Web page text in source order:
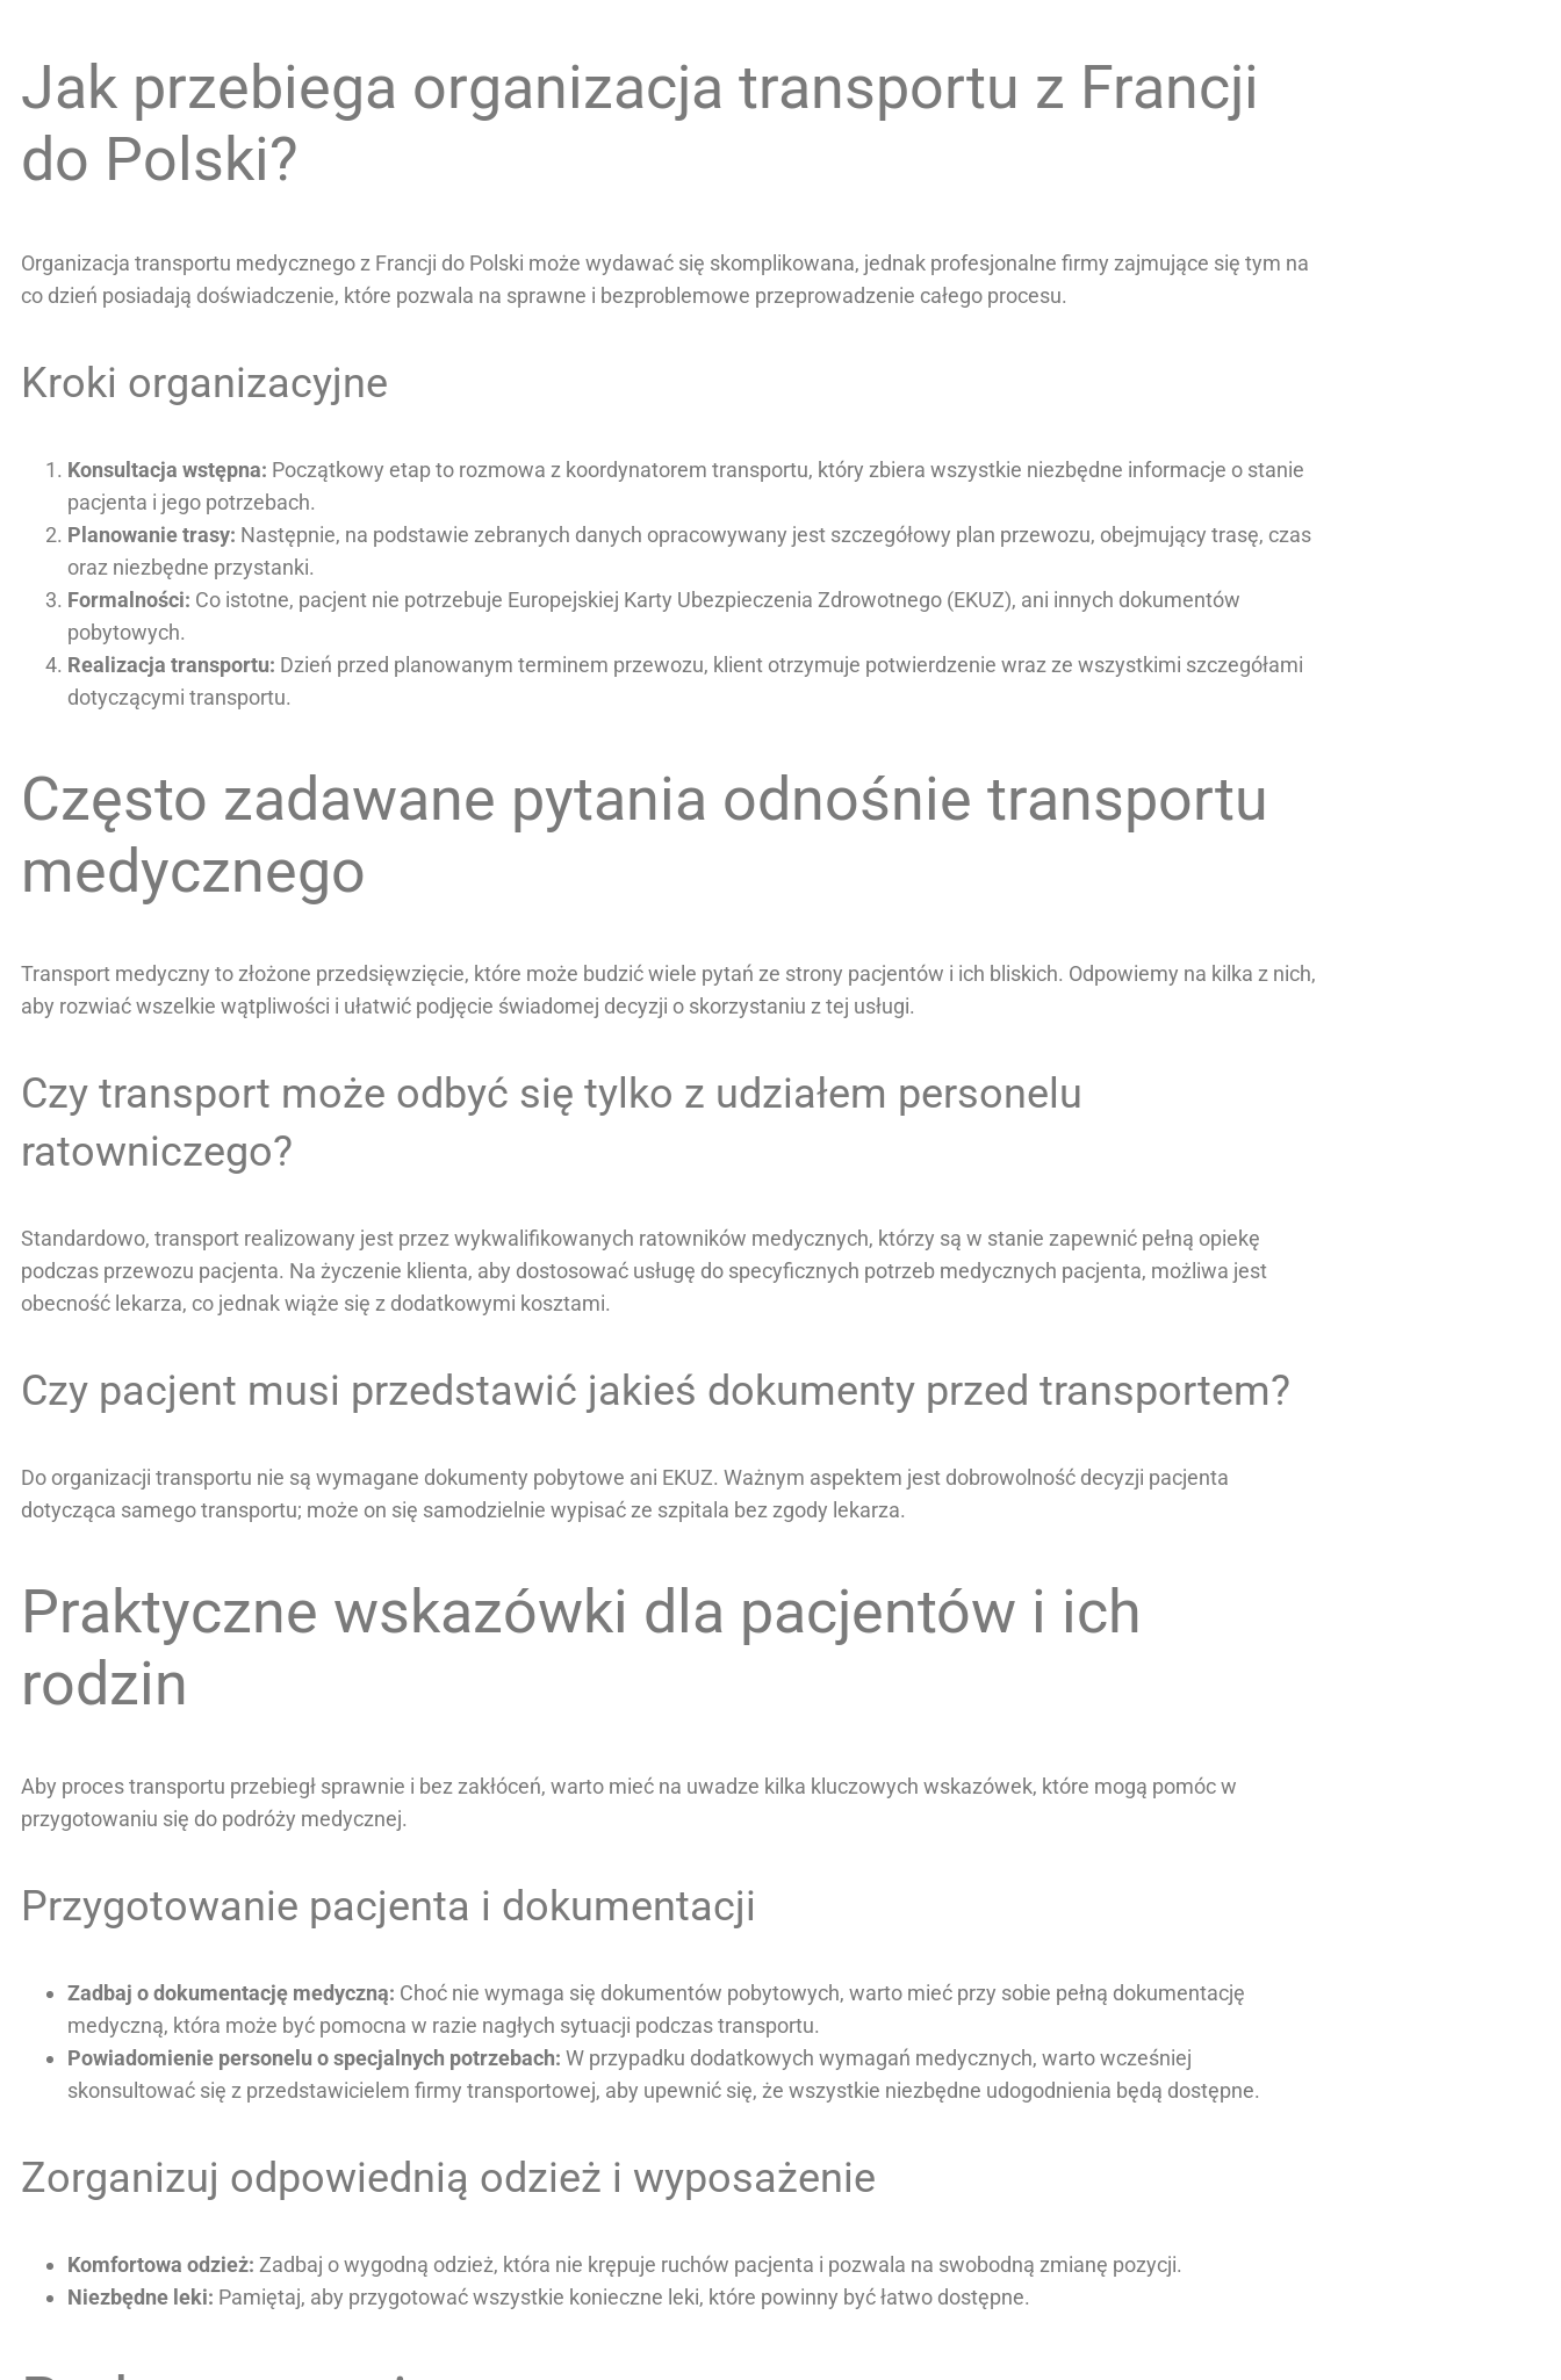
Jak przebiega organizacja transportu z Francji
do Polski?
Organizacja transportu medycznego z Francji do Polski może wydawać się skomplikowana, jednak profesjonalne firmy zajmujące się tym na
co dzień posiadają doświadczenie, które pozwala na sprawne i bezproblemowe przeprowadzenie całego procesu.
Kroki organizacyjne
Konsultacja wstępna: Początkowy etap to rozmowa z koordynatorem transportu, który zbiera wszystkie niezbędne informacje o stanie
pacjenta i jego potrzebach.
Planowanie trasy: Następnie, na podstawie zebranych danych opracowywany jest szczegółowy plan przewozu, obejmujący trasę, czas
oraz niezbędne przystanki.
Formalności: Co istotne, pacjent nie potrzebuje Europejskiej Karty Ubezpieczenia Zdrowotnego (EKUZ), ani innych dokumentów
pobytowych.
Realizacja transportu: Dzień przed planowanym terminem przewozu, klient otrzymuje potwierdzenie wraz ze wszystkimi szczegółami
dotyczącymi transportu.
Często zadawane pytania odnośnie transportu
medycznego
Transport medyczny to złożone przedsięwzięcie, które może budzić wiele pytań ze strony pacjentów i ich bliskich. Odpowiemy na kilka z nich,
aby rozwiać wszelkie wątpliwości i ułatwić podjęcie świadomej decyzji o skorzystaniu z tej usługi.
Czy transport może odbyć się tylko z udziałem personelu
ratowniczego?
Standardowo, transport realizowany jest przez wykwalifikowanych ratowników medycznych, którzy są w stanie zapewnić pełną opiekę
podczas przewozu pacjenta. Na życzenie klienta, aby dostosować usługę do specyficznych potrzeb medycznych pacjenta, możliwa jest
obecność lekarza, co jednak wiąże się z dodatkowymi kosztami.
Czy pacjent musi przedstawić jakieś dokumenty przed transportem?
Do organizacji transportu nie są wymagane dokumenty pobytowe ani EKUZ. Ważnym aspektem jest dobrowolność decyzji pacjenta
dotycząca samego transportu; może on się samodzielnie wypisać ze szpitala bez zgody lekarza.
Praktyczne wskazówki dla pacjentów i ich
rodzin
Aby proces transportu przebiegł sprawnie i bez zakłóceń, warto mieć na uwadze kilka kluczowych wskazówek, które mogą pomóc w
przygotowaniu się do podróży medycznej.
Przygotowanie pacjenta i dokumentacji
Zadbaj o dokumentację medyczną: Choć nie wymaga się dokumentów pobytowych, warto mieć przy sobie pełną dokumentację
medyczną, która może być pomocna w razie nagłych sytuacji podczas transportu.
Powiadomienie personelu o specjalnych potrzebach: W przypadku dodatkowych wymagań medycznych, warto wcześniej
skonsultować się z przedstawicielem firmy transportowej, aby upewnić się, że wszystkie niezbędne udogodnienia będą dostępne.
Zorganizuj odpowiednią odzież i wyposażenie
Komfortowa odzież: Zadbaj o wygodną odzież, która nie krępuje ruchów pacjenta i pozwala na swobodną zmianę pozycji.
Niezbędne leki: Pamiętaj, aby przygotować wszystkie konieczne leki, które powinny być łatwo dostępne.